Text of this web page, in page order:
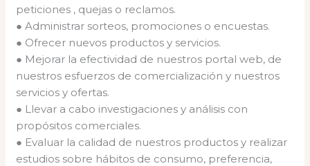
peticiones , quejas o reclamos.
● Administrar sorteos, promociones o encuestas.
● Ofrecer nuevos productos y servicios.
● Mejorar la efectividad de nuestros portal web, de
nuestros esfuerzos de comercialización y nuestros
servicios y ofertas.
● Llevar a cabo investigaciones y análisis con
propósitos comerciales.
● Evaluar la calidad de nuestros productos y realizar
estudios sobre hábitos de consumo, preferencia,